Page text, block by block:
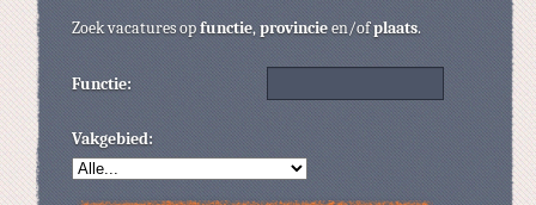
Zoek vacatures opfunctie,provincieen/ofplaats.
Functie:
Vakgebied: